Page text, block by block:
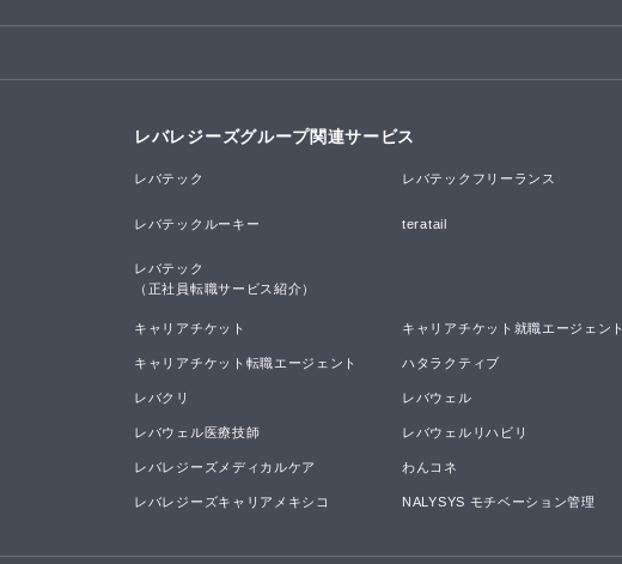
レバレジーズグループ関連サービス
レバテック レバテックフリーランス
レバテックルーキー teratail
レバテック
（正社員転職サービス紹介）
キャリアチケット キャリアチケット就職エージェント
キャリアチケット転職エージェント ハタラクティブ
レバクリ レバウェル
レバウェル医療技師 レバウェルリハビリ
レバレジーズメディカルケア わんコネ
レバレジーズキャリアメキシコ NALYSYS モチベーション管理